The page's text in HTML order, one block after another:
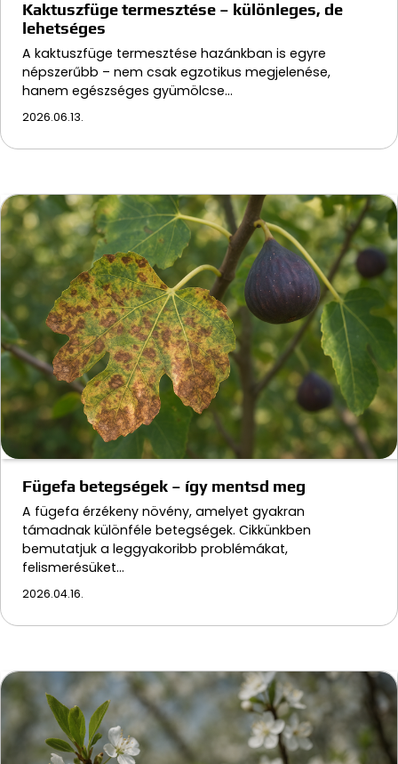
Kaktuszfüge termesztése – különleges, de
lehetséges
A kaktuszfüge termesztése hazánkban is egyre
népszerűbb – nem csak egzotikus megjelenése,
hanem egészséges gyümölcse…
2026.06.13.
Fügefa betegségek – így mentsd meg
A fügefa érzékeny növény, amelyet gyakran
támadnak különféle betegségek. Cikkünkben
bemutatjuk a leggyakoribb problémákat,
felismerésüket…
2026.04.16.